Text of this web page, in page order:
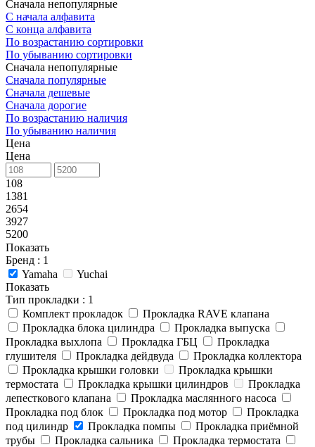
Сначала непопулярные
С начала алфавита
С конца алфавита
По возрастанию сортировки
По убыванию сортировки
Сначала непопулярные
Сначала популярные
Сначала дешевые
Сначала дорогие
По возрастанию наличия
По убыванию наличия
Цена
Цена
108
1381
2654
3927
5200
Показать
Бренд : 1
Yamaha
Yuchai
Показать
Тип прокладки : 1
Комплект прокладок
Прокладка RAVE клапана
Прокладка блока цилиндра
Прокладка выпуска
Прокладка выхлопа
Прокладка ГБЦ
Прокладка
глушителя
Прокладка дейдвуда
Прокладка коллектора
Прокладка крышки головки
Прокладка крышки
термостата
Прокладка крышки цилиндров
Прокладка
лепесткового клапана
Прокладка маслянного насоса
Прокладка под блок
Прокладка под мотор
Прокладка
под цилиндр
Прокладка помпы
Прокладка приёмной
трубы
Прокладка сальника
Прокладка термостата